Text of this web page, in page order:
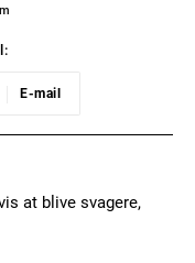
E-mail
at blive svagere,